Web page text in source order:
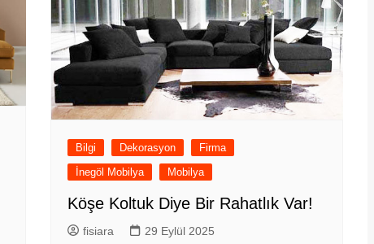
Bilgi Dekorasyon
Firma
İnegöl Mobilya
Mobilya
Köşe Koltuk Diye Bir Rahatlık Var!
fisiara 29 Eylül 2025